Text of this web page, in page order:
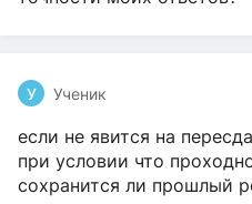
У Ученик
если не явится на
при условии что
сохранится ли прошлый